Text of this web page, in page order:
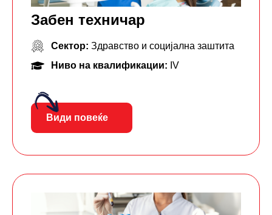
Забен техничар
Сектор: Здравство и социјална заштита
Ниво на квалификации: IV
Види повеќе